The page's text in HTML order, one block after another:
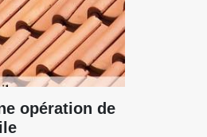
opération de